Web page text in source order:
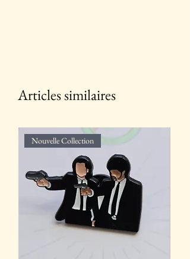
Articles similaires
Nouvelle Collection